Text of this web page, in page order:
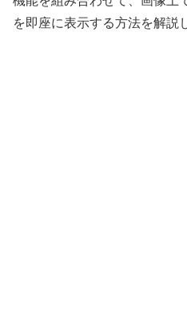
を即座に表示する方法を解説